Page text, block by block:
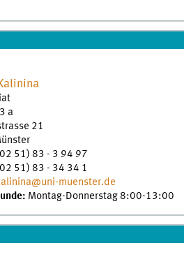
Kalinina
a
21
51) 83 - 3 94 97
51) 83 - 34 34 1
muenster.de
Montag-Donnerstag 8:00-13:00